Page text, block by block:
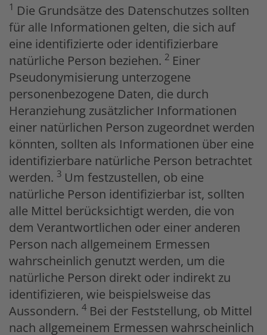
1 Die Grundsätze des Datenschutzes sollten
für alle Informationen gelten, die sich auf
eine identifizierte oder identifizierbare
natürliche Person beziehen. 2 Einer
Pseudonymisierung unterzogene
personenbezogene Daten, die durch
Heranziehung zusätzlicher Informationen
einer natürlichen Person zugeordnet werden
könnten, sollten als Informationen über eine
identifizierbare natürliche Person betrachtet
werden. 3 Um festzustellen, ob eine
natürliche Person identifizierbar ist, sollten
alle Mittel berücksichtigt werden, die von
dem Verantwortlichen oder einer anderen
Person nach allgemeinem Ermessen
wahrscheinlich genutzt werden, um die
natürliche Person direkt oder indirekt zu
identifizieren, wie beispielsweise das
Aussondern. 4 Bei der Feststellung, ob Mittel
nach allgemeinem Ermessen wahrscheinlich